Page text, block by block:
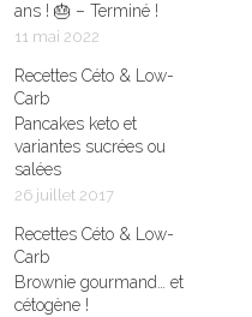
ans ! 🎂 – Terminé !
11 mai 2022
Recettes Céto & Low-
Carb
Pancakes keto et
variantes sucrées ou
salées
26 juillet 2017
Recettes Céto & Low-
Carb
Brownie gourmand… et
cétogène !